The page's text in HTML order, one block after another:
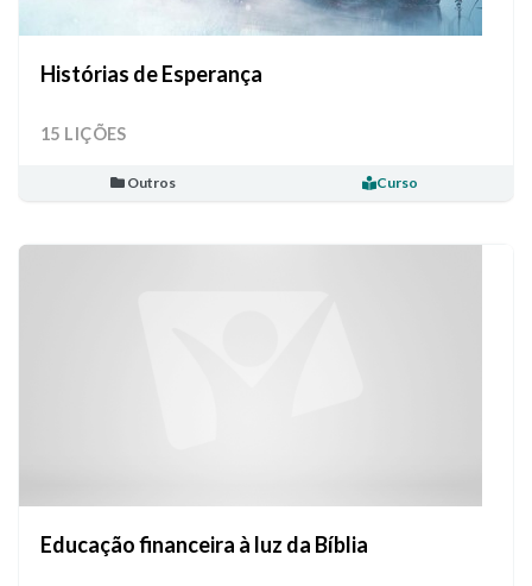
Histórias de Esperança
15 LIÇÕES
Outros Curso
Educação financeira à luz da Bíblia